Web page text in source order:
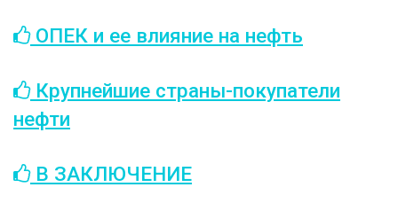
ОПЕК и ее влияние на нефть
Крупнейшие страны-покупатели
нефти
В ЗАКЛЮЧЕНИЕ